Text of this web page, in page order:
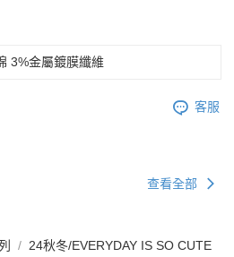
3%金屬鍍膜纖維
客服
查看全部
24秋冬/EVERYDAY IS SO CUTE